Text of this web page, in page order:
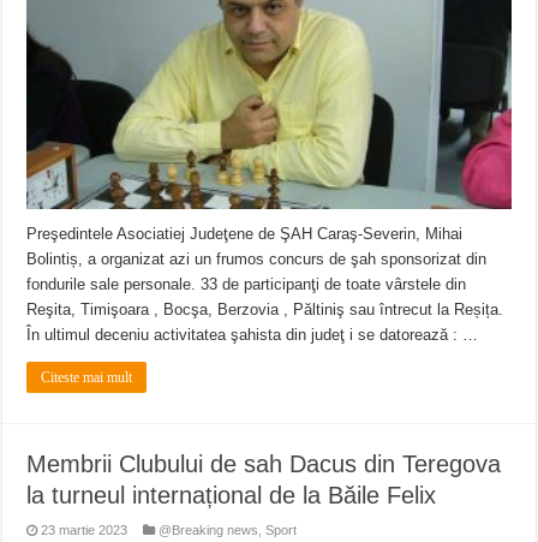
ANUNȚ OPRIRE APĂ în Reșița – avarie – 04.08.2026 – str. Văliugului și
ANUNŢ OPRIRE APĂ în CARANSEBEȘ – 04.08.2026 – avarie – Calea
Preşedintele Asociatiej Judeţene de ŞAH Caraş-Severin, Mihai
Bolintiș, a organizat azi un frumos concurs de şah sponsorizat din
fondurile sale personale. 33 de participanţi de toate vârstele din
Reşita, Timişoara , Bocşa, Berzovia , Păltiniş sau întrecut la Reșița.
În ultimul deceniu activitatea şahista din judeţ i se datorează : …
Citeste mai mult
Membrii Clubului de sah Dacus din Teregova
la turneul internațional de la Băile Felix
23 martie 2023 @Breaking news ,Sport